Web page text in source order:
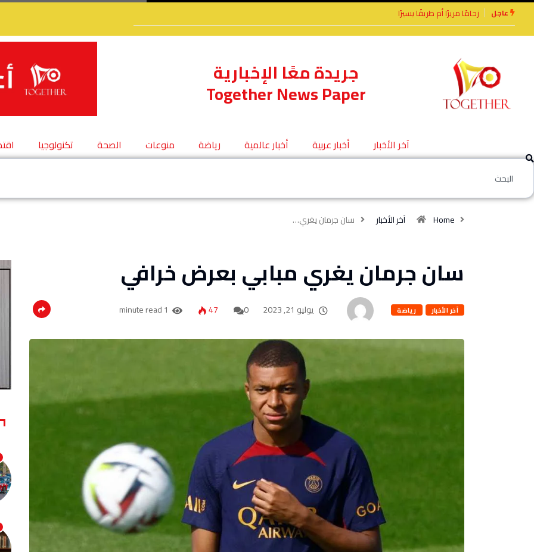
عاجل الأخوة الأعداء وحتمًا لابد من لقاء
جريدة معًا الإخبارية
Together News Paper
آخر الأخبار أخبار عربية أخبار عالمية رياضة منوعات الصحة تكنولوجيا
Home آخر الأخبار سان جرمان يغري…
سان جرمان يغري مبابي بعرض خرافي
آخر الأخبار رياضة يوليو 21, 2023 0
47
1 minute read